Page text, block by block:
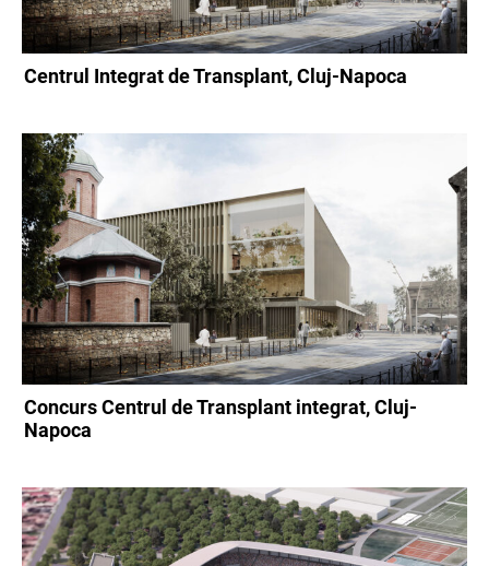
Centrul Integrat de Transplant, Cluj-Napoca
Concurs Centrul de Transplant integrat, Cluj-
Napoca